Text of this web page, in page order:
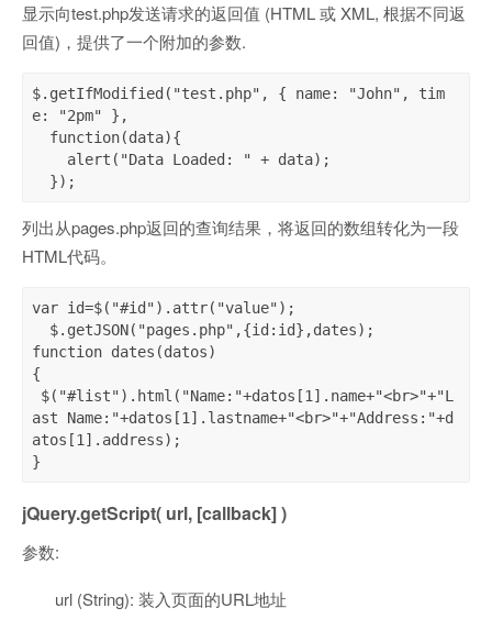
显示向test.php发送请求的返回值 (HTML 或 XML, 根据不同返
回值)，提供了一个附加的参数.
$.getIfModified("test.php", { name: "John", tim
e: "2pm" },
  });
列出从pages.php返回的查询结果，将返回的数组转化为一段
HTML代码。
var id=$("#id").attr("value");
function dates(datos)
{
ast Name:"+datos[1].lastname+"<br>"+"Address:"+d
atos[1].address);
}
jQuery.getScript( url, [callback] )
参数:
url (String): 装入页面的URL地址